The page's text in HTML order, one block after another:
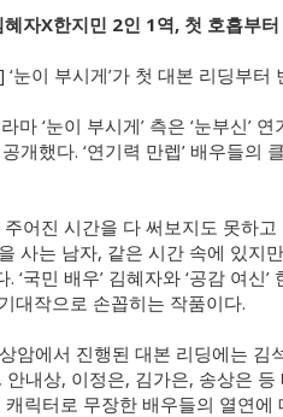
혜자X한지민 2인 1역, 첫 호흡부
눈이 부시게’가 첫 대본 리딩부
마 ‘눈이 부시게’ 측은 ‘눈부신’
개했다. ‘연기력 만렙’ 배우들
주어진 시간을 다 써보지도 못하
사는 남자, 같은 시간 속에 있지
‘국민 배우’ 김혜자와 ‘공감 여신
대작으로 손꼽히는 작품이다.
암에서 진행된 대본 리딩에는 김
안내상, 이정은, 김가은, 송상은
캐릭터로 무장한 배우들의 열연